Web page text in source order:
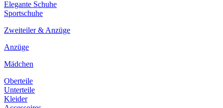
Elegante Schuhe
Sportschuhe
Zweiteiler & Anzüge
Anzüge
Mädchen
Oberteile
Unterteile
Kleider